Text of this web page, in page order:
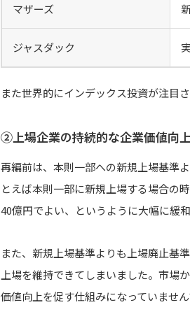
マザーズ
ジャスダック
また世界的にインデックス投資が注目
②上場企業の持続的な企業価値向
再編前は、本則一部への新規上場基準
とえば本則一部に新規上場する場合の
40億円でよい、というように大幅に緩
また、新規上場基準よりも上場廃止基
上場を維持できてしまいました。市場
価値向上を促す仕組みになっていません